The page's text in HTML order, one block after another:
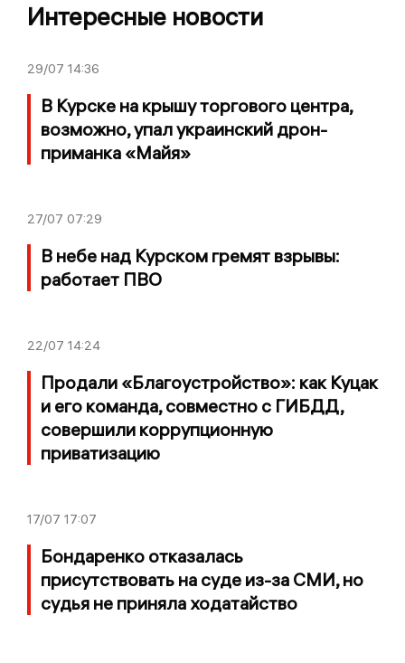
Интересные новости
29/07 14:36
В Курске на крышу торгового центра,
возможно, упал украинский дрон-
приманка «Майя»
27/07 07:29
В небе над Курском гремят взрывы:
работает ПВО
22/07 14:24
Продали «Благоустройство»: как Куцак
и его команда, совместно с ГИБДД,
совершили коррупционную
приватизацию
17/07 17:07
Бондаренко отказалась
присутствовать на суде из-за СМИ, но
судья не приняла ходатайство